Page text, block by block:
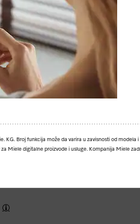
automatskim programima i
KG. Broj funkcija može da varira u zavisnosti od
Miele digitalne proizvode i usluge. Kompanija Miele